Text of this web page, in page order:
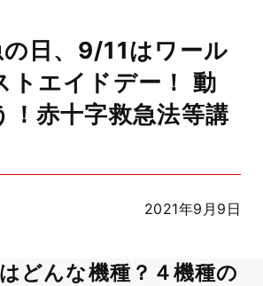
日、9/11はワール
トエイドデー！ 動
！赤十字救急法等講
2021年9月9日
どんな機種？４機種の